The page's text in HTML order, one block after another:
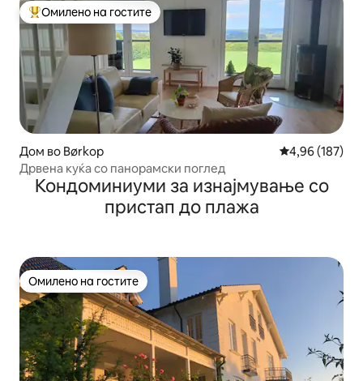
Меѓу најуспешните „Омилени на гостите“
Омилено на гостите
Дом во Børkop Просечна
4,96 (187)
Дрвена куќа со панорамски поглед
Кондоминиуми за изнајмување со
пристап до плажа
Омилено на гостите
Омилено на гостите